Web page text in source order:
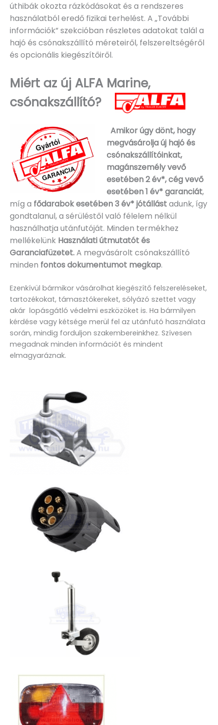
úthibák okozta rázkódásokat és a rendszeres
használatból eredő fizikai terhelést. A „További
információk” szekcióban részletes adatokat talál a
hajó és csónakszállító méreteiről, felszereltségéről
és opcionális kiegészítőiről.
Miért az új ALFA Marine,
csónakszállító?
Amikor úgy dönt, hogy
megvásárolja új hajó és
csónakszállítóinkat,
magánszemély vevő
esetében 2 év*, cég vevő
esetében 1 év* garanciát,
míg a fődarabok esetében 3 év* jótállástadunk, így
gondtalanul, a sérüléstől való félelem nélkül
használhatja utánfutóját. Minden termékhez
mellékelünk Használati útmutatót és
Garanciafüzetet.A megvásárolt csónakszállító
minden fontos dokumentumot megkap.
Ezenkívül bármikor vásárolhat kiegészítő felszereléseket,
tartozékokat, támasztókereket, sólyázó szettet vagy
akár lopásgátló védelmi eszközöket is. Ha bármilyen
kérdése vagy kétsége merül fel az utánfutó használata
során, mindig forduljon szakembereinkhez. Szívesen
megadnak minden információt és mindent
elmagyaráznak.